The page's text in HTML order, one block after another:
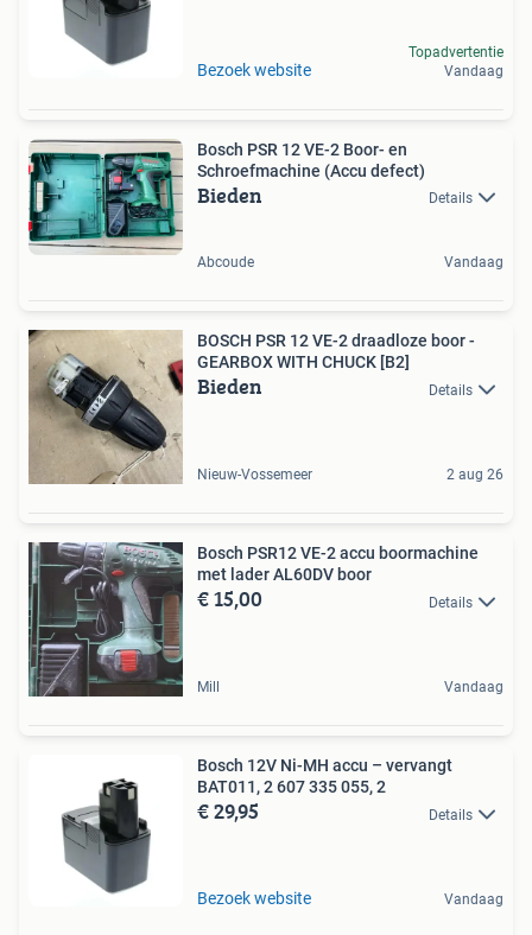
Bezoek website
Topadvertentie
Vandaag
Bosch PSR 12 VE-2 Boor- en
Schroefmachine (Accu defect)
Bieden Details
Abcoude Vandaag
BOSCH PSR 12 VE-2 draadloze boor -
GEARBOX WITH CHUCK [B2]
Bieden Details
Nieuw-Vossemeer 2 aug 26
Bosch PSR12 VE-2 accu boormachine
met lader AL60DV boor
€ 15,00 Details
Mill Vandaag
Bosch 12V Ni-MH accu – vervangt
BAT011, 2 607 335 055, 2
€ 29,95 Details
Bezoek website Vandaag